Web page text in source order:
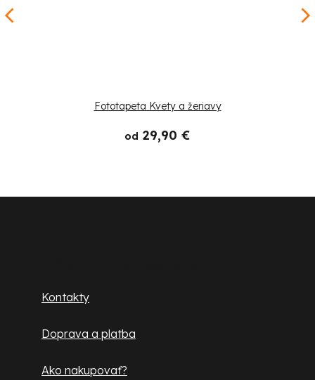
Fototapeta Kvety a žeriavy
od 29,90 €
Kontakty
Doprava a platba
Ako nakupovať?